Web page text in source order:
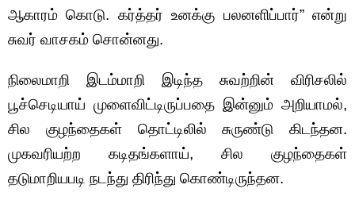
ஆகாரம் கொடு. கர்த்தர் உனக்கு பலனளிப்பார்” என்று
சுவர் வாசகம் சொன்னது.
நிலைமாறி இடம்மாறி இடிந்த சுவற்றின் விரிசலில்
பூச்செடியாய் முளைவிட்டிருப்பதை இன்னும் அறியாமல்,
சில குழந்தைகள் தொட்டிலில் சுருண்டு கிடந்தன.
முகவரியற்ற கடிதங்களாய், சில குழந்தைகள்
தடுமாறியபடி நடந்து திரிந்து கொண்டிருந்தன.